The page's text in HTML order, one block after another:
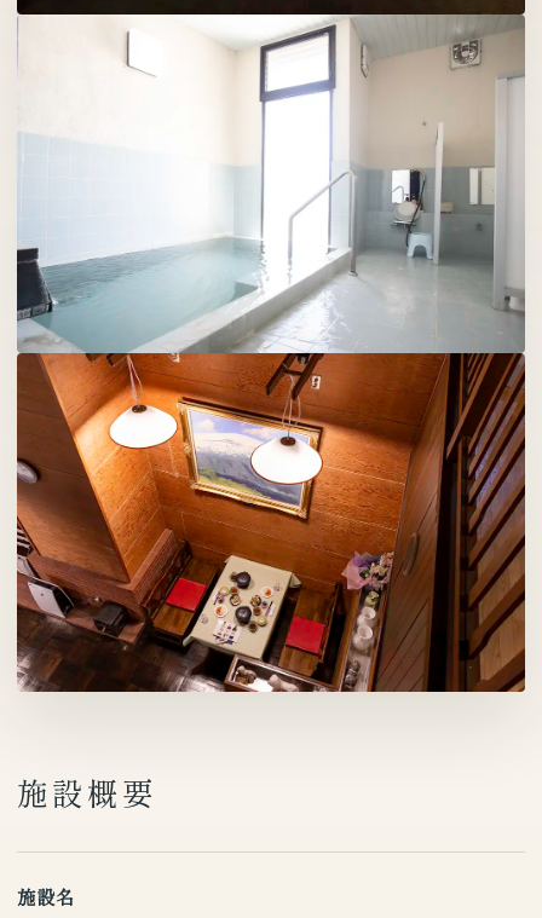
施設概要
施設名